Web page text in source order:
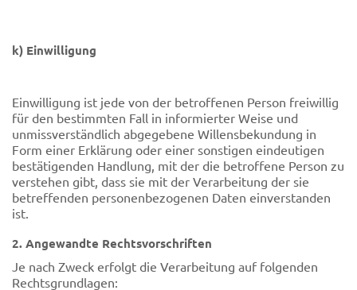
k) Einwilligung
Einwilligung ist jede von der betroffenen Person freiwillig
für den bestimmten Fall in informierter Weise und
unmissverständlich abgegebene Willensbekundung in
Form einer Erklärung oder einer sonstigen eindeutigen
bestätigenden Handlung, mit der die betroffene Person zu
verstehen gibt, dass sie mit der Verarbeitung der sie
betreffenden personenbezogenen Daten einverstanden
ist.
2. Angewandte Rechtsvorschriften
Je nach Zweck erfolgt die Verarbeitung auf folgenden
Rechtsgrundlagen: